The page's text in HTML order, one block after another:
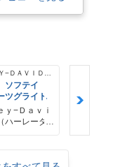
ソフテイ
グライド
ｙ−Ｄａｖｉ
ハーレーダ